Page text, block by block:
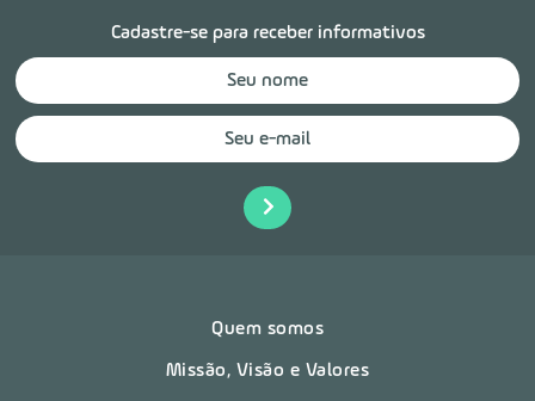
Cadastre-se para receber informativos
Quem somos
Missão, Visão e Valores